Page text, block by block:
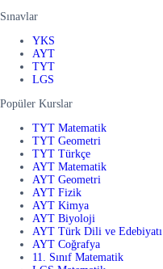
Sınavlar
YKS
AYT
TYT
LGS
Popüler Kurslar
TYT Matematik
TYT Geometri
TYT Türkçe
AYT Matematik
AYT Geometri
AYT Fizik
AYT Kimya
AYT Biyoloji
AYT Türk Dili ve Edebiyatı
AYT Coğrafya
11. Sınıf Matematik